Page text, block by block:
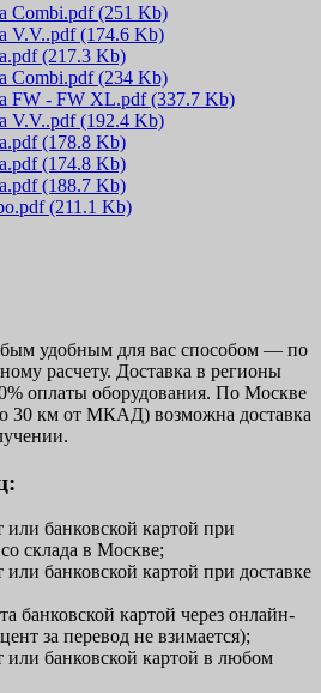
Combi.pdf(251 Kb)
V.V..pdf(174.6 Kb)
(217.3 Kb)
Combi.pdf(234 Kb)
FW - FW XL.pdf(337.7 Kb)
V.V..pdf(192.4 Kb)
(178.8 Kb)
(174.8 Kb)
(188.7 Kb)
(211.1 Kb)
удобным для вас способом — по
расчету. Доставка в регионы
оплаты оборудования. По Москве
30 км от МКАД) возможна доставка
или банковской картой при
склада в Москве;
или банковской картой при доставке
банковской картой через онлайн-
за перевод не взимается);
или банковской картой в любом